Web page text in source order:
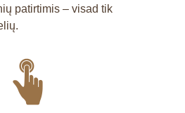
patirtimis – visad tik